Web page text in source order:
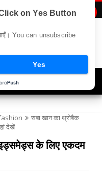
सबा खान का थ्रोबैक
देखें
के लिए एकदम
on Yes Button
You can unsubscribe
Yes